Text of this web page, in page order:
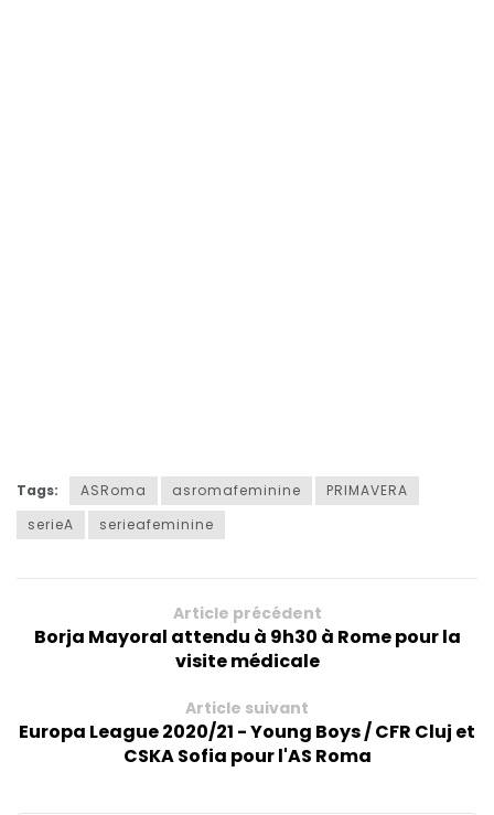
Tags: ASRoma asromafeminine
PRIMAVERA
serieA
serieafeminine
Article précédent
Borja Mayoral attendu à 9h30 à Rome pour la
visite médicale
Article suivant
Europa League 2020/21 - Young Boys / CFR Cluj et
CSKA Sofia pour l'AS Roma